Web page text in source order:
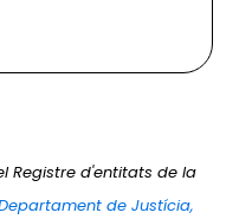
Registre d'entitats de la
de Justícia,